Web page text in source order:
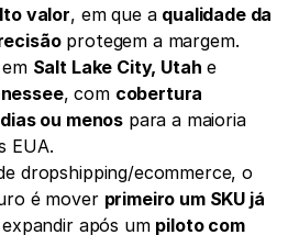
valor, em que a qualidade da
protegem a margem.
Salt Lake City, Utah
, com cobertura
ou menos para a maioria
EUA.
dropshipping/ecommerce, o
é mover primeiro um SKU já
após um piloto com